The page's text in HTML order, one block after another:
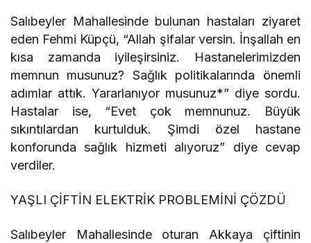
Salıbeyler Mahallesinde bulunan hastaları ziyaret
eden Fehmi Küpçü, “Allah şifalar versin. İnşallah en
kısa zamanda iyileşirsiniz. Hastanelerimizden
memnun musunuz? Sağlık politikalarında önemli
adımlar attık. Yararlanıyor musunuz*” diye sordu.
Hastalar ise, “Evet çok memnunuz. Büyük
sıkıntılardan kurtulduk. Şimdi özel hastane
konforunda sağlık hizmeti alıyoruz” diye cevap
verdiler.
YAŞLI ÇİFTİN ELEKTRİK PROBLEMİNİ ÇÖZDÜ
Salıbeyler Mahallesinde oturan Akkaya çiftinin